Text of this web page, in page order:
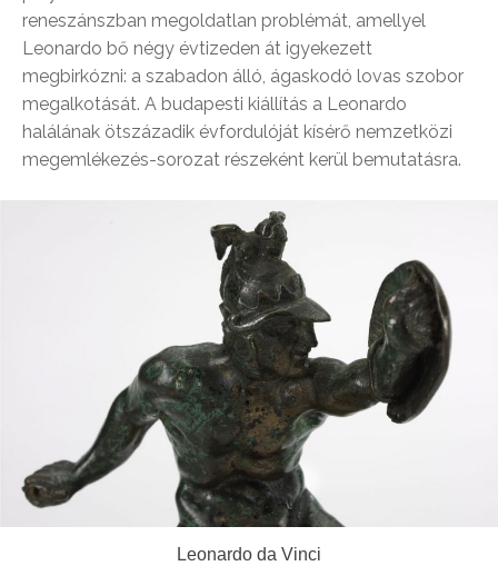
reneszánszban megoldatlan problémát, amellyel
Leonardo bő négy évtizeden át igyekezett
megbirkózni: a szabadon álló, ágaskodó lovas szobor
megalkotását. A budapesti kiállítás a Leonardo
halálának ötszázadik évfordulóját kísérő nemzetközi
megemlékezés-sorozat részeként kerül bemutatásra.
Leonardo da Vinci